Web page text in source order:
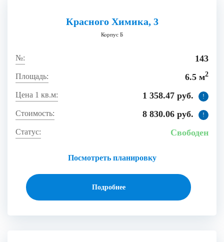
Красного Химика, 3
Корпус Б
143
6.5 м2
1 358.47 руб. !
8 830.06 руб. !
Посмотреть планировку
Свободен
Подробнее